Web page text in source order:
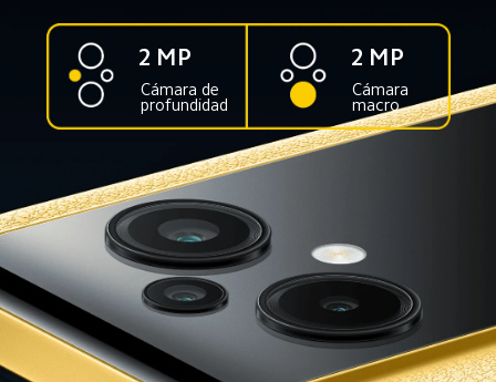
2 MP
Cámara de
profundidad
2 MP
Cámara
macro